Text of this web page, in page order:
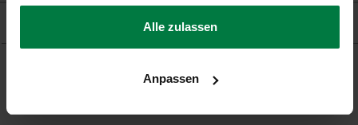
gesammelt haben.
Alle zulassen
Anpassen